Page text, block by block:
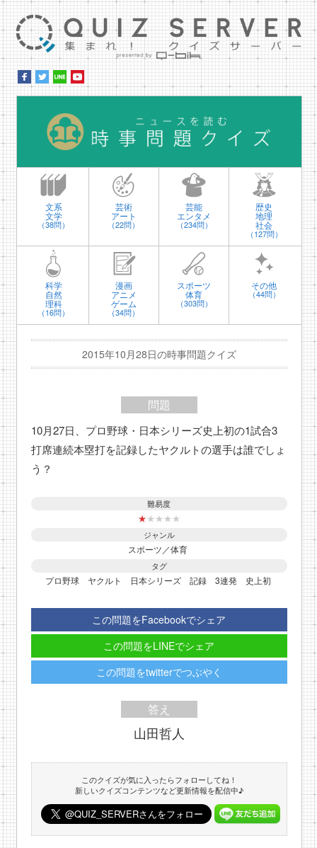
文系
文学
（38問）
芸術
アート
（22問）
芸能
エンタメ
（234問）
歴史
地理
社会
（127問）
科学
自然
理科
（16問）
漫画
アニメ
ゲーム
（34問）
スポーツ
体育
（303問）
その他
（44問）
2015年10月28日の時事問題クイズ
問題
10月27日、プロ野球・日本シリーズ史上初の1試合3
打席連続本塁打を記録したヤクルトの選手は誰でしょ
う？
難易度
★★ ★ ★ ★
ジャンル
スポーツ／体育
タグ
プロ野球 ヤクルト 日本シリーズ 記録 3連発 史上初
この問題をFacebookでシェア
この問題をLINEでシェア
この問題をtwitterでつぶやく
答え
山田哲人
このクイズが気に入ったらフォローしてね！
新しいクイズコンテンツなど更新情報を配信中♪